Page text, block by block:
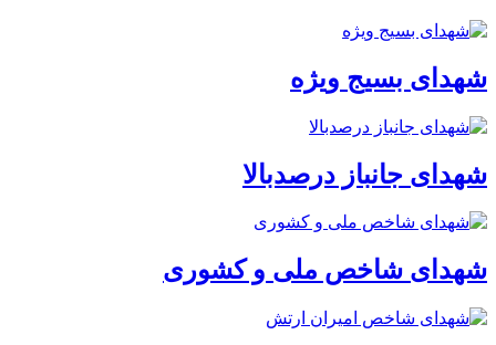
شهدای بسیج ویژه
شهدای جانباز درصدبالا
شهدای شاخص ملی و کشوری